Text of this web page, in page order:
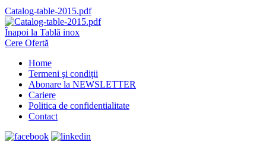
Catalog-table-2015.pdf
Înapoi la Tablă inox
Cere Ofertă
Home
Termeni şi condiţii
Abonare la NEWSLETTER
Cariere
Politica de confidentialitate
Contact